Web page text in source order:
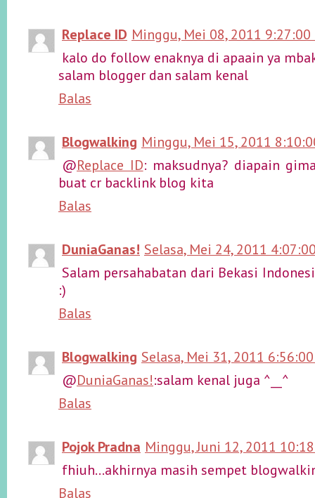
Replace ID Minggu, Mei 08, 2011 9:27:00
kalo do follow enaknya di apaain ya
salam blogger dan salam kenal
Balas
Blogwalking Minggu, Mei 15, 2011
@Replace ID: maksudnya? diapain
buat cr backlink blog kita
Balas
DuniaGanas! Selasa, Mei 24, 2011
Salam persahabatan dari Bekasi
:)
Balas
Blogwalking Selasa, Mei 31, 2011
@DuniaGanas!:salam kenal juga ^__^
Balas
Pojok Pradna Minggu, Juni 12, 2011
fhiuh...akhirnya masih sempet
Balas